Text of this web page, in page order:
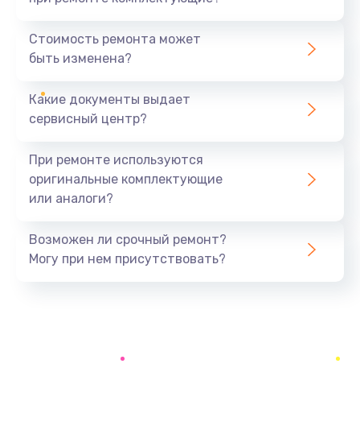
1440 руб.
Ремонт южного моста
Замена батарейки BIOS
Заказать
Стоимость ремонта может
быть изменена?
Какие документы выдает
сервисный центр?
При ремонте используются
оригинальные комплектующие
или аналоги?
Возможен ли срочный ремонт?
Могу при нем присутствовать?